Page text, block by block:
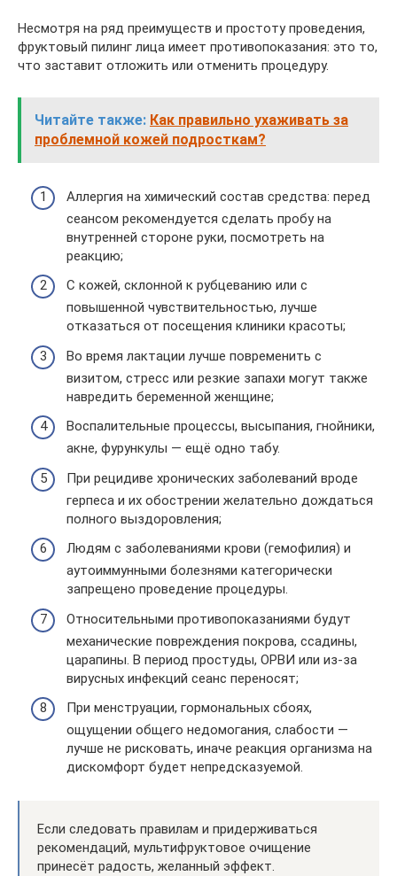
Несмотря на ряд преимуществ и простоту проведения,
фруктовый пилинг лица имеет противопоказания: это то,
что заставит отложить или отменить процедуру.
Читайте также: Как правильно ухаживать за
проблемной кожей подросткам?
Аллергия на химический состав средства: перед
сеансом рекомендуется сделать пробу на
внутренней стороне руки, посмотреть на
реакцию;
С кожей, склонной к рубцеванию или с
повышенной чувствительностью, лучше
отказаться от посещения клиники красоты;
Во время лактации лучше повременить с
визитом, стресс или резкие запахи могут также
навредить беременной женщине;
Воспалительные процессы, высыпания, гнойники,
акне, фурункулы — ещё одно табу.
При рецидиве хронических заболеваний вроде
герпеса и их обострении желательно дождаться
полного выздоровления;
Людям с заболеваниями крови (гемофилия) и
аутоиммунными болезнями категорически
запрещено проведение процедуры.
Относительными противопоказаниями будут
механические повреждения покрова, ссадины,
царапины. В период простуды, ОРВИ или из-за
вирусных инфекций сеанс переносят;
При менструации, гормональных сбоях,
ощущении общего недомогания, слабости —
лучше не рисковать, иначе реакция организма на
дискомфорт будет непредсказуемой.
Если следовать правилам и придерживаться
рекомендаций, мультифруктовое очищение
принесёт радость, желанный эффект.